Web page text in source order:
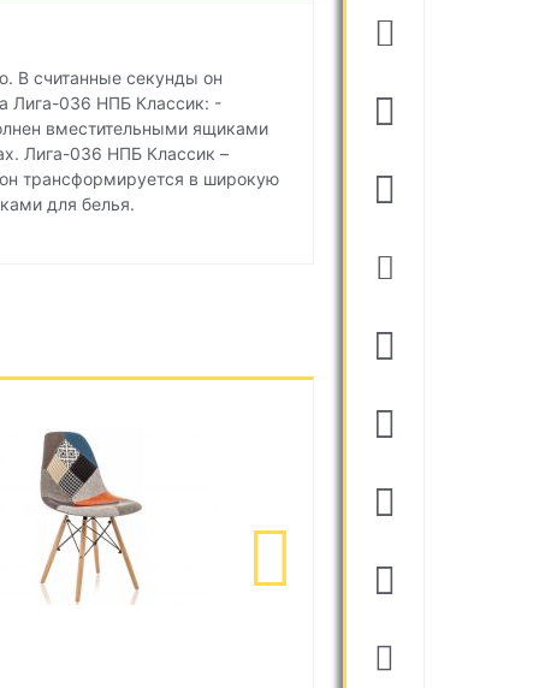
В считанные секунды он
Лига-036 НПБ Классик: -
вместительными ящиками
Лига-036 НПБ Классик –
трансформируется в широкую
для белья.